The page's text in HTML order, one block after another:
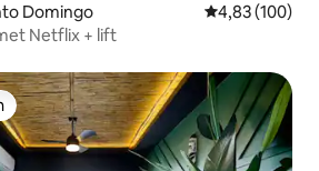
Domingo Gemiddelde
4,83 (100)
Netflix + lift